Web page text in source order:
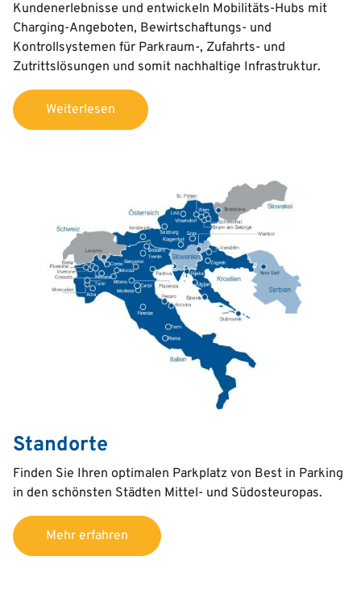
Kundenerlebnisse und entwickeln Mobilitäts-Hubs mit
Charging-Angeboten, Bewirtschaftungs- und
Kontrollsystemen für Parkraum-, Zufahrts- und
Zutrittslösungen und somit nachhaltige Infrastruktur.
Weiterlesen
Standorte
Text
Finden Sie Ihren optimalen Parkplatz von Best in Parking
in den schönsten Städten Mittel- und Südosteuropas.
Mehr erfahren